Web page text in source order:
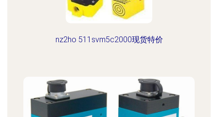
nz2ho 511svm5c2000现货特价